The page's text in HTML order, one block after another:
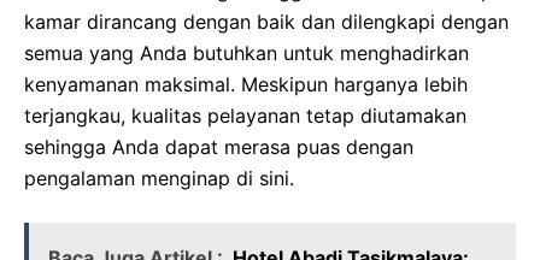
kamar dirancang dengan baik dan dilengkapi dengan
semua yang Anda butuhkan untuk menghadirkan
kenyamanan maksimal. Meskipun harganya lebih
terjangkau, kualitas pelayanan tetap diutamakan
sehingga Anda dapat merasa puas dengan
pengalaman menginap di sini.